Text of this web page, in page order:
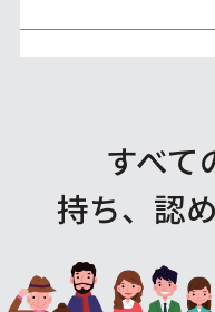
すべて
持ち、認